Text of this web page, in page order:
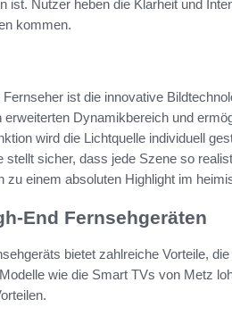
ist. Nutzer heben die Klarheit und
kommen.
ist die innovative
Dynamikbereich und
wird die Lichtquelle individuell
stellt sicher, dass jede Szene so
zu einem absoluten Highlight im
End Fernsehgeräten
bietet zahlreiche Vorteile,
wie die Smart TVs von Metz